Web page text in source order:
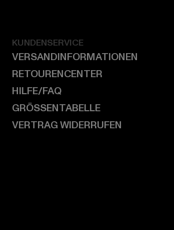
KUNDENSERVICE
VERSANDINFORMATIONEN
RETOURENCENTER
HILFE/FAQ
GRÖSSENTABELLE
VERTRAG WIDERRUFEN